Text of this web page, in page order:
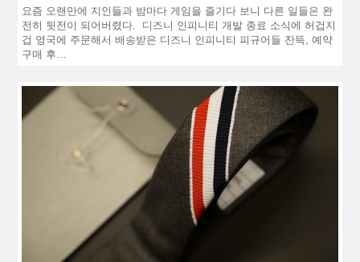
요즘 오랜만에 지인들과 밤마다 게임을 즐기다 보니 다른 일들은 완
전히 뒷전이 되어버렸다. 디즈니 인피니티 개발 종료 소식에 허겁지
겁 영국에 주문해서 배송받은 디즈니 인피니티 피규어들 잔뜩, 예약
구매 후…